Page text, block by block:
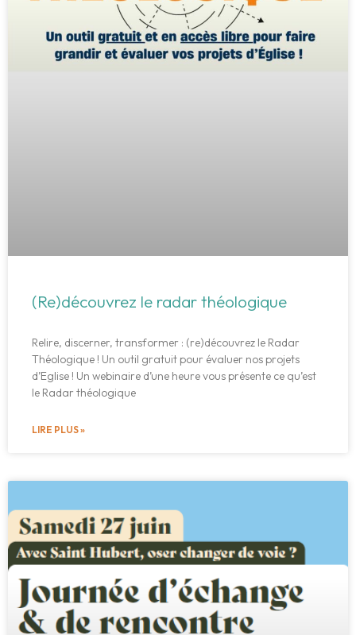
(Re)découvrez le radar théologique
Relire, discerner, transformer : (re)découvrez le Radar
Théologique ! Un outil gratuit pour évaluer nos projets
d’Eglise ! Un webinaire d’une heure vous présente ce qu’est
le Radar théologique
LIRE PLUS »